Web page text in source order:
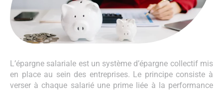
L’épargne salariale est un système d’épargne collectif mis
en place au sein des entreprises. Le principe consiste à
verser à chaque salarié une prime liée à la performance